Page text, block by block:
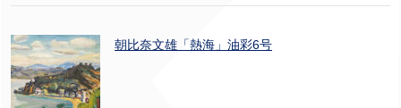
朝比奈文雄「熱海」油彩6号